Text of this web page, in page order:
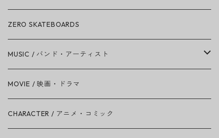
ZERO SKATEBOARDS
MUSIC / バンド・アーティスト
Amy Winehouse
Ariana Grande
MOVIE / 映画・ドラマ
CHARACTER / アニメ・コミック